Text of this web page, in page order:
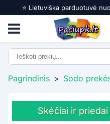
⭐️ Lietuviška parduotuvė
Pagrindinis > Sodo
Skėčiai ir